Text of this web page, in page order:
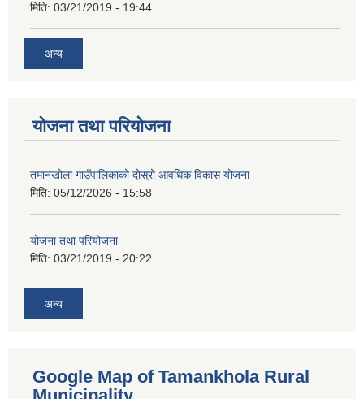
मिति: 03/21/2019 - 19:44
अन्य
योजना तथा परियोजना
तमानखोला गाउँपालिकाको दोस्रो आवधिक विकास योजना
मिति: 05/12/2026 - 15:58
योजना तथा परियोजना
मिति: 03/21/2019 - 20:22
अन्य
Google Map of Tamankhola Rural